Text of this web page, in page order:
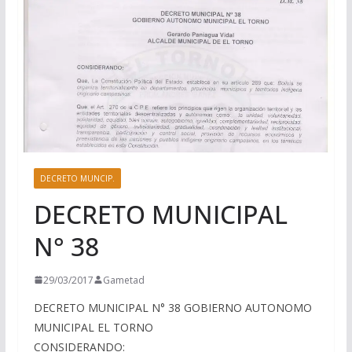
DECRETO MUNCIP.
DECRETO MUNICIPAL
N° 38
29/03/2017 Gametad
DECRETO MUNICIPAL N° 38 GOBIERNO AUTONOMO
MUNICIPAL EL TORNO
CONSIDERANDO: